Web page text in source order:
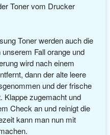
Toner vom Drucker
Toner werden auch die
Fall orange und
wird nach einem
dann der alte leere
und der frische
Klappe zugemacht und
Check an und reinigt die
kann man nun mit